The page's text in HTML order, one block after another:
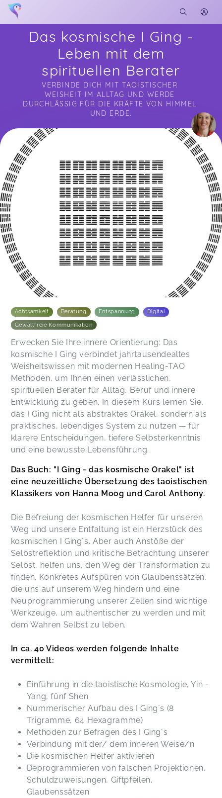
Das kosmische I Ging -
Leben mit dem
spirituellen Berater
VERBINDE DICH MIT TAOISTISCHER
WEISHEIT IM ALLTAG UND WERDE
DURCHLÄSSIG FÜR DIE KRÄFTE VON HIMMEL
UND ERDE.
Soon you will learn more about me here...
Achtsamkeit Beratung Entspannung Digital
Gewaltfreie Kommunikation
Erwecken Sie Ihre innere Orientierung: Das
kosmische I Ging verbindet jahrtausendealtes
Weisheitswissen mit modernen Healing-TAO
Methoden, um Ihnen einen verlässlichen,
spirituellen Berater für Alltag, Beruf und innere
Entwicklung zu geben. In diesem Kurs lernen Sie,
das I Ging nicht als abstraktes Orakel, sondern als
praktisches, lebendiges System zu nutzen — für
klarere Entscheidungen, tiefere Selbsterkenntnis
und eine bewusste Lebensführung.
Das Buch: "I Ging - das kosmische Orakel" ist
eine neuzeitliche Übersetzung des taoistischen
Klassikers von Hanna Moog und Carol Anthony.
Die Befreiung der kosmischen Helfer für unseren
Weg und unsere Entfaltung ist ein Herzstück des
kosmischen I Ging´s. Aber auch Anstöße der
Selbstreflektion und kritische Betrachtung unserer
Selbst, helfen uns, den Weg der Transformation zu
finden. Konkretes Aufspüren von Glaubenssätzen,
die uns auf unserem Weg hindern und eine
Neuprogrammierung unserer Zellen sind wichtige
Werkzeuge, um authentischer zu werden und mit
dem Wahren Selbst zu leben.
In ca. 40 Videos werden folgende Inhalte
vermittelt:
Einführung in die taoistische Kosmologie, Yin -
Yang, fünf Shen
Nummerischer Aufbau des I Ging´s (8
Trigramme, 64 Hexagramme)
Methoden zur Befragen des I Ging´s
Verbindung mit der/ dem inneren Weise/n
Die kosmischen Helfer aktivieren
Deprogrammieren von falschen Projektionen,
Schuldzuweisungen, Giftpfeilen,
Glaubenssätzen